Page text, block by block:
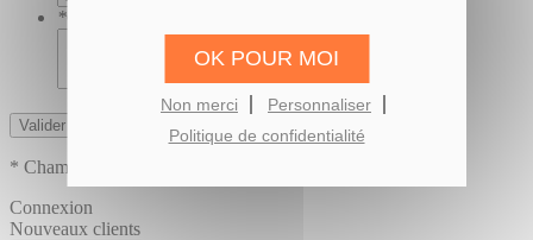
OK POUR MOI
Non merci
Personnaliser
Politique de confidentialité
*
Valider
* Champs obligatoires
Connexion
Nouveaux clients